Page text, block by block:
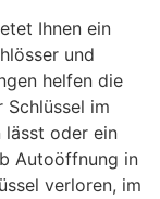
Ihnen ein
und
helfen die
Schlüssel im
oder ein
Autoöffnung in
verloren, im